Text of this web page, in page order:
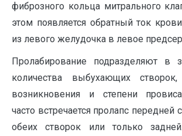
фиброзного кольца митрального
этом появляется обратный ток
из левого желудочка в левое
Пролабирование подразделяют в
количества выбухающих
возникновения и степени
часто встречается пролапс передней
обеих створок или только